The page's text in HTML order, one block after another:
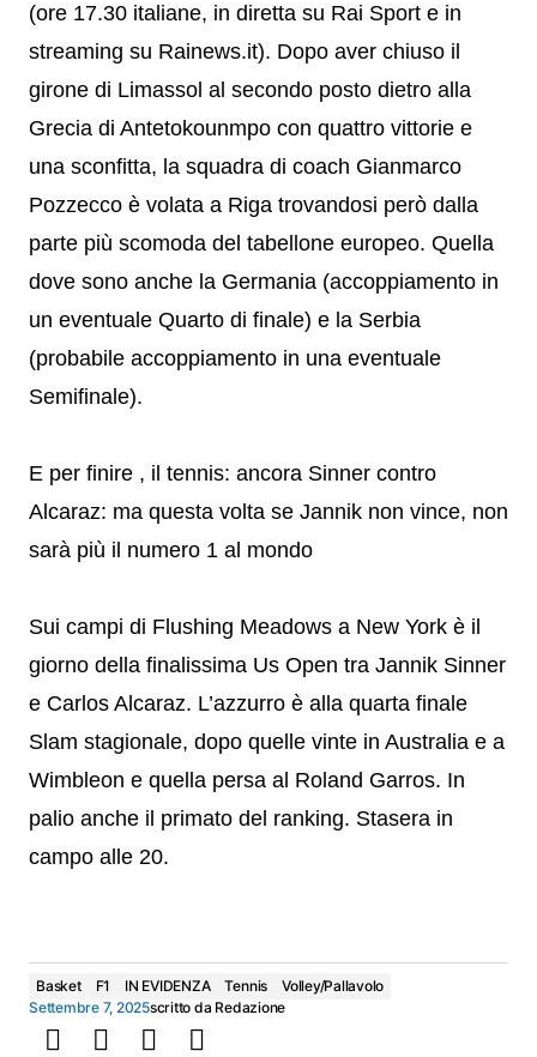
(ore 17.30 italiane, in diretta su Rai Sport e in
streaming su Rainews.it). Dopo aver chiuso il
girone di Limassol al secondo posto dietro alla
Grecia di Antetokounmpo con quattro vittorie e
una sconfitta, la squadra di coach Gianmarco
Pozzecco è volata a Riga trovandosi però dalla
parte più scomoda del tabellone europeo. Quella
dove sono anche la Germania (accoppiamento in
un eventuale Quarto di finale) e la Serbia
(probabile accoppiamento in una eventuale
Semifinale).
E per finire , il tennis: ancora Sinner contro
Alcaraz: ma questa volta se Jannik non vince, non
sarà più il numero 1 al mondo
Sui campi di Flushing Meadows a New York è il
giorno della finalissima Us Open tra Jannik Sinner
e Carlos Alcaraz. L’azzurro è alla quarta finale
Slam stagionale, dopo quelle vinte in Australia e a
Wimbleon e quella persa al Roland Garros. In
palio anche il primato del ranking. Stasera in
campo alle 20.
Basket F1 IN EVIDENZA Tennis
Volley/Pallavolo
Settembre 7, 2025scritto da Redazione